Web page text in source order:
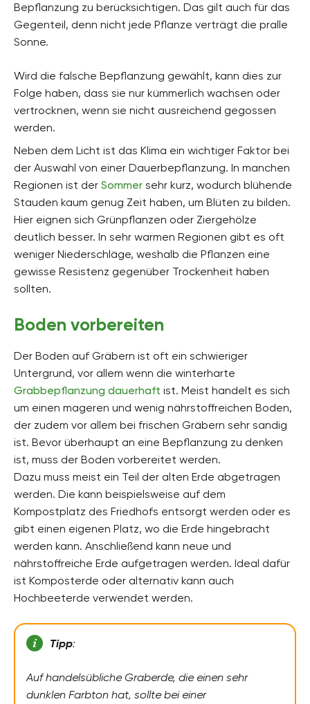
Bepflanzung zu berücksichtigen. Das gilt auch für das
Gegenteil, denn nicht jede Pflanze verträgt die pralle
Sonne.
Wird die falsche Bepflanzung gewählt, kann dies zur
Folge haben, dass sie nur kümmerlich wachsen oder
vertrocknen, wenn sie nicht ausreichend gegossen
werden.
Neben dem Licht ist das Klima ein wichtiger Faktor bei
der Auswahl von einer Dauerbepflanzung. In manchen
Regionen ist der Sommer sehr kurz, wodurch blühende
Stauden kaum genug Zeit haben, um Blüten zu bilden.
Hier eignen sich Grünpflanzen oder Ziergehölze
deutlich besser. In sehr warmen Regionen gibt es oft
weniger Niederschläge, weshalb die Pflanzen eine
gewisse Resistenz gegenüber Trockenheit haben
sollten.
Boden vorbereiten
Der Boden auf Gräbern ist oft ein schwieriger
Untergrund, vor allem wenn die winterharte
Grabbepflanzung dauerhaft ist. Meist handelt es sich
um einen mageren und wenig nährstoffreichen Boden,
der zudem vor allem bei frischen Gräbern sehr sandig
ist. Bevor überhaupt an eine Bepflanzung zu denken
ist, muss der Boden vorbereitet werden.
Dazu muss meist ein Teil der alten Erde abgetragen
werden. Die kann beispielsweise auf dem
Kompostplatz des Friedhofs entsorgt werden oder es
gibt einen eigenen Platz, wo die Erde hingebracht
werden kann. Anschließend kann neue und
nährstoffreiche Erde aufgetragen werden. Ideal dafür
ist Komposterde oder alternativ kann auch
Hochbeeterde verwendet werden.
Tipp:
Auf handelsübliche Graberde, die einen sehr
dunklen Farbton hat, sollte bei einer